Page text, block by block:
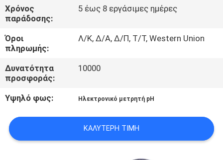
ΝΈΑ
ΌΛΕΣ
ΟΙ
ΠΕΡΙΠΤΏΣΕΙΣ
SITEMAP
PRIVACY
Χρόνος
παράδοσης:
5 έως 8 εργάσιμες ημέρες
Όροι
πληρωμής:
Λ/Κ, Δ/Α, Δ/Π, Τ/Τ, Western Union
Δυνατότητα
προσφοράς:
10000
Υψηλό φως: Ηλεκτρονικό μετρητή pH
ΚΑΛΎΤΕΡΗ ΤΙΜΉ